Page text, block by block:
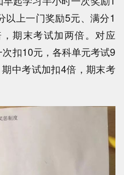
以上一门奖励5元、满分1
期末考试加两倍。对应
扣10元，各科单元考试9
中考试加扣4倍，期末考